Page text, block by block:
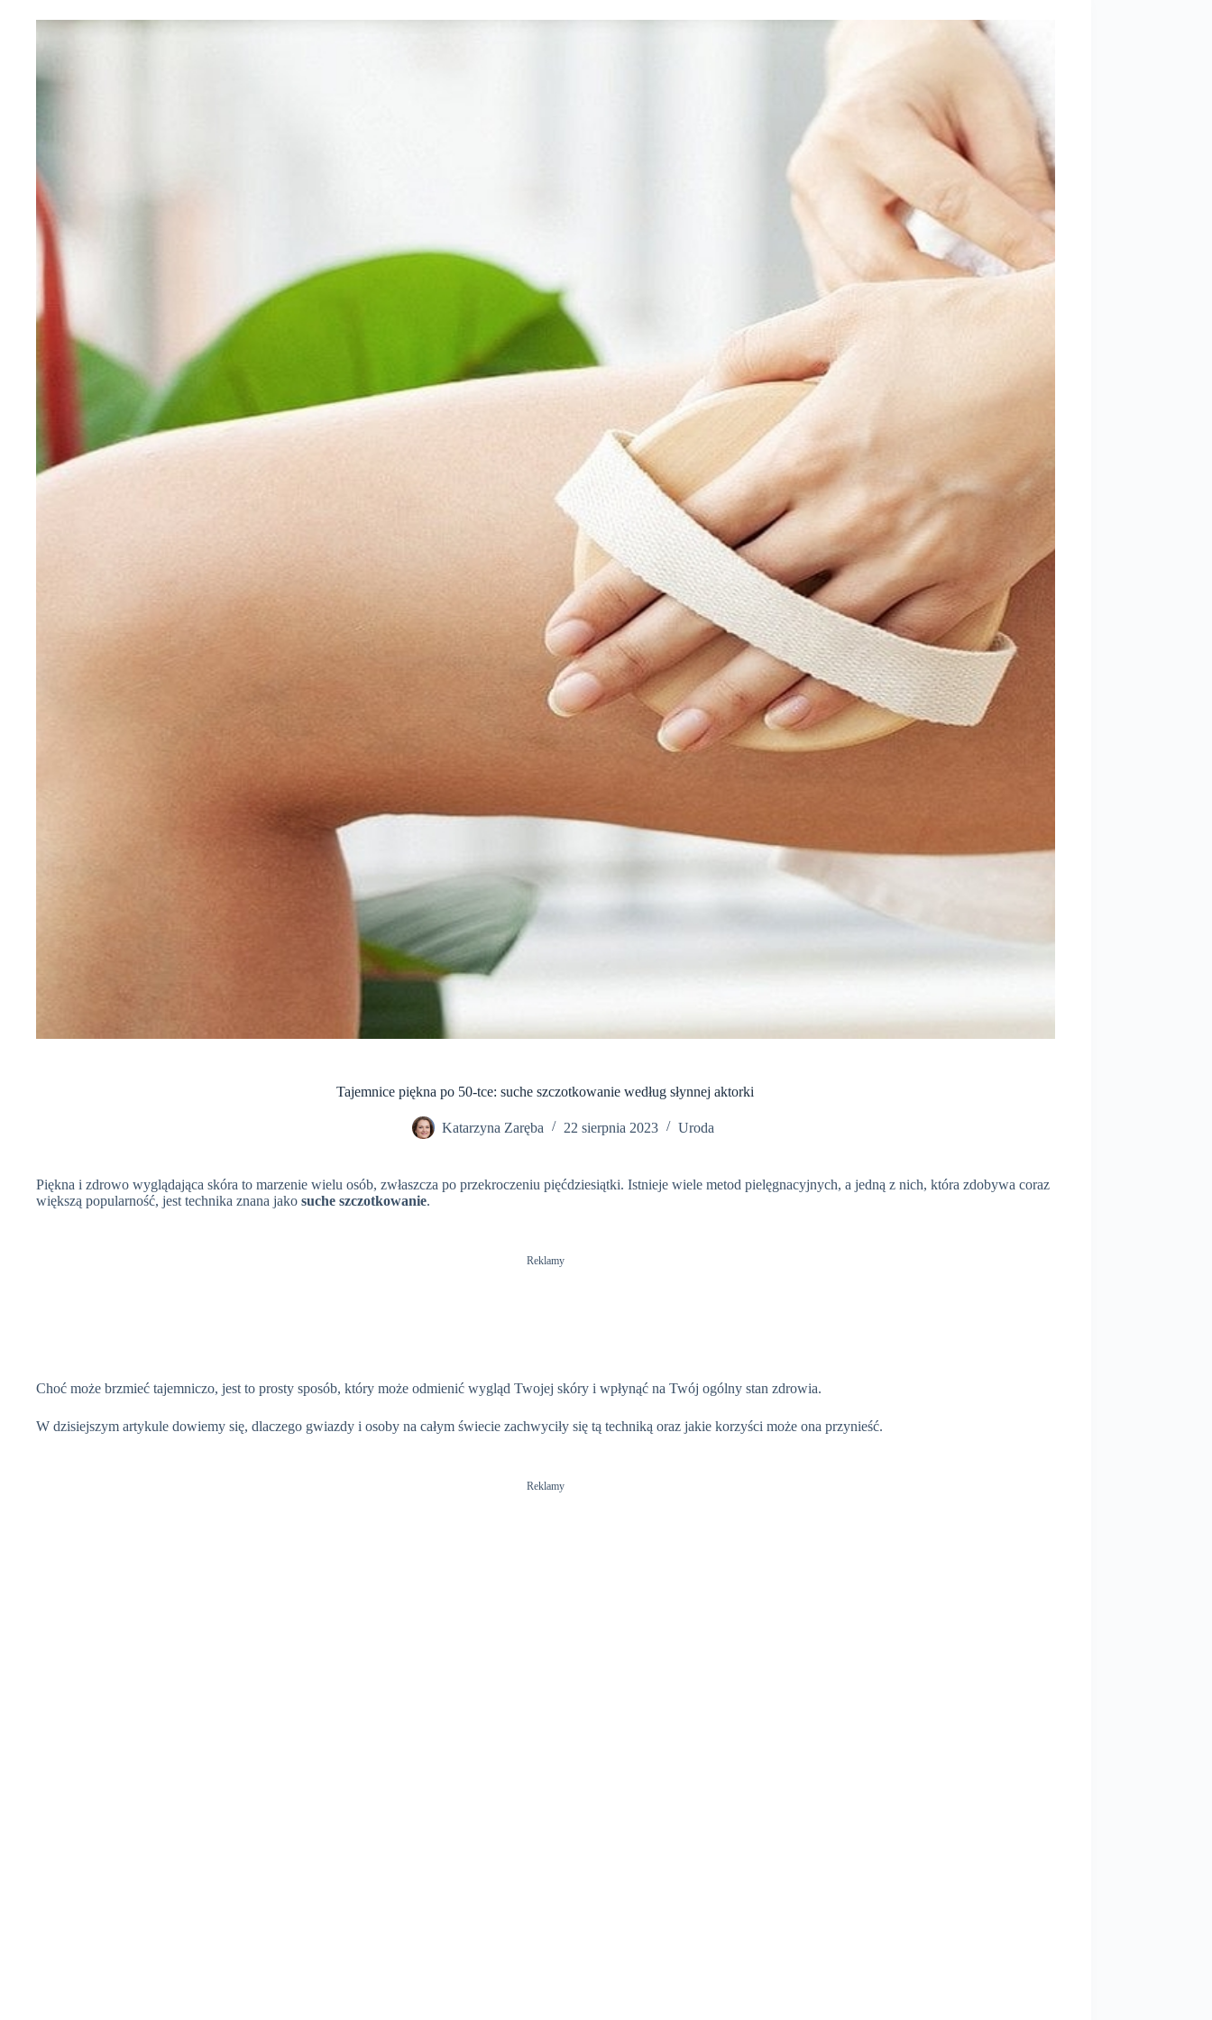
Tajemnice piękna po 50-tce: suche szczotkowanie według słynnej aktorki
Katarzyna Zaręba 22 sierpnia 2023 Uroda
Piękna i zdrowo wyglądająca skóra to marzenie wielu osób, zwłaszcza po przekroczeniu pięćdziesiątki. Istnieje wiele metod pielęgnacyjnych, a jedną z nich, która zdobywa coraz
większą popularność, jest technika znana jako suche szczotkowanie.
Reklamy
Choć może brzmieć tajemniczo, jest to prosty sposób, który może odmienić wygląd Twojej skóry i wpłynąć na Twój ogólny stan zdrowia.
W dzisiejszym artykule dowiemy się, dlaczego gwiazdy i osoby na całym świecie zachwyciły się tą techniką oraz jakie korzyści może ona przynieść.
Reklamy